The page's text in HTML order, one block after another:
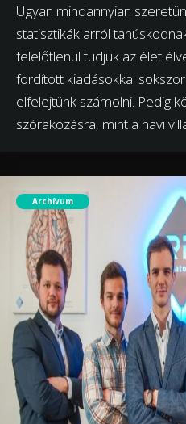
Ugyan mindannyian
statisztikák arról
felelőtlenül tudjuk az élet
fordított kiadásokkal
elfelejtünk számolni. Pedig
szórakozásra, mint a havi
Archívum